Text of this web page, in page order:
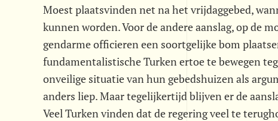
Moest plaatsvinden net na het vrijdaggebed,
kunnen worden. Voor de andere aanslag, op de
gendarme officieren een soortgelijke bom
fundamentalistische Turken ertoe te bewegen
onveilige situatie van hun gebedshuizen als
anders liep. Maar tegelijkertijd blijven er de
Veel Turken vinden dat de regering veel te